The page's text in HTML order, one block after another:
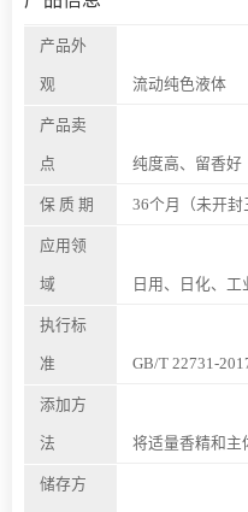
产品外
观 流动纯色液体
产品卖
点 纯度高、留香好
保 质 期 36个月（未开封
应用领
域 日用、日化、工
执行标
准 GB/T 22731-
添加方
法 将适量香精和主
储存方